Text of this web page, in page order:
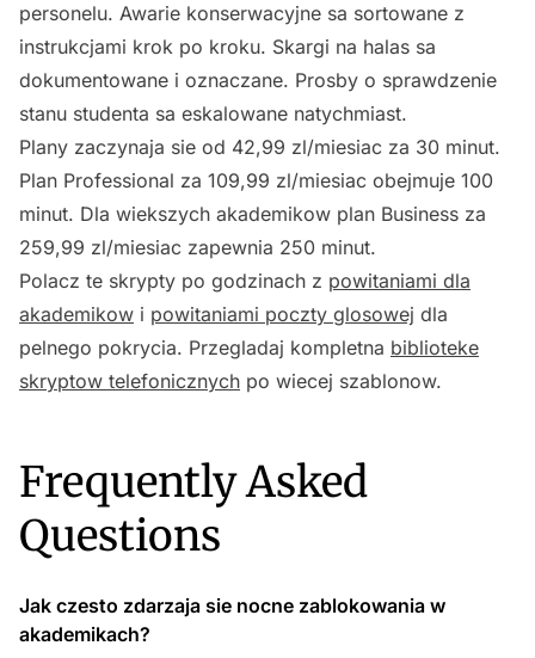
personelu. Awarie konserwacyjne sa sortowane z
instrukcjami krok po kroku. Skargi na halas sa
dokumentowane i oznaczane. Prosby o sprawdzenie
stanu studenta sa eskalowane natychmiast.
Plany zaczynaja sie od 42,99 zl/miesiac za 30 minut.
Plan Professional za 109,99 zl/miesiac obejmuje 100
minut. Dla wiekszych akademikow plan Business za
259,99 zl/miesiac zapewnia 250 minut.
Polacz te skrypty po godzinach z powitaniami dla
akademikow i powitaniami poczty glosowej dla
pelnego pokrycia. Przegladaj kompletna biblioteke
skryptow telefonicznych po wiecej szablonow.
Frequently Asked
Questions
Jak czesto zdarzaja sie nocne zablokowania w
akademikach?